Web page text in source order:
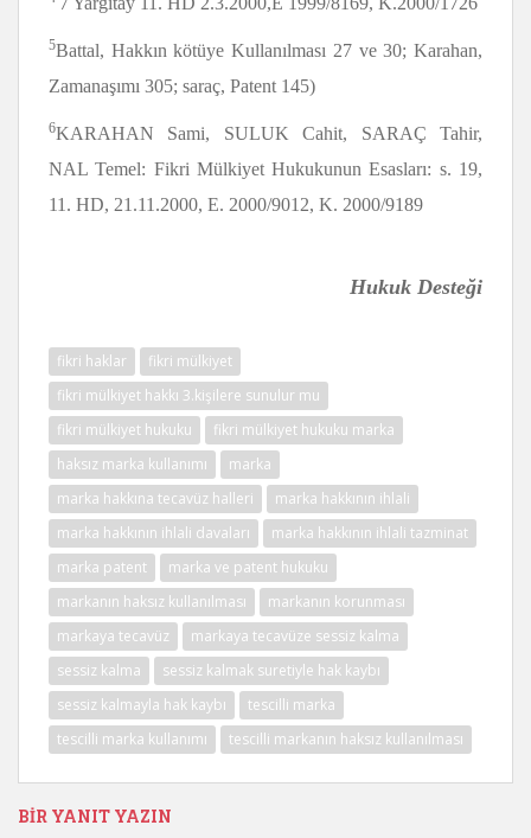
5Battal, Hakkın kötüye Kullanılması 27 ve 30; Karahan,
Zamanaşımı 305; saraç, Patent 145)
6KARAHAN Sami, SULUK Cahit, SARAÇ Tahir,
NAL Temel: Fikri Mülkiyet Hukukunun Esasları: s. 19,
11. HD, 21.11.2000, E. 2000/9012, K. 2000/9189
Hukuk Desteği
fikri haklar
fikri mülkiyet
fikri mülkiyet hakkı 3.kişilere sunulur mu
fikri mülkiyet hukuku
fikri mülkiyet hukuku marka
haksız marka kullanımı
marka
marka hakkına tecavüz halleri
marka hakkının ihlali
marka hakkının ihlali davaları
marka hakkının ihlali tazminat
marka patent
marka ve patent hukuku
markanın haksız kullanılması
markanın korunması
markaya tecavüz
markaya tecavüze sessiz kalma
sessiz kalma
sessiz kalmak suretiyle hak kaybı
sessiz kalmayla hak kaybı
tescilli marka
tescilli marka kullanımı
tescilli markanın haksız kullanılması
BIR YANIT YAZIN